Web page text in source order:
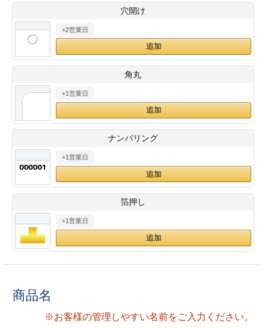
＆盛り上げ印刷
型マル型印刷
ード印刷
刷
印刷
印刷
フォルダー
印刷
形マル型
印刷
刷
印刷
土
1
2 3
9 10 11
12
14
15 16 17 18
19
26
30
・・休業日
穴開け
+2営業日
角丸
+1営業日
ナンバリング
+1営業日
箔押し
+1営業日
商品名
※お客様の管理しやすい名前をご入力ください。